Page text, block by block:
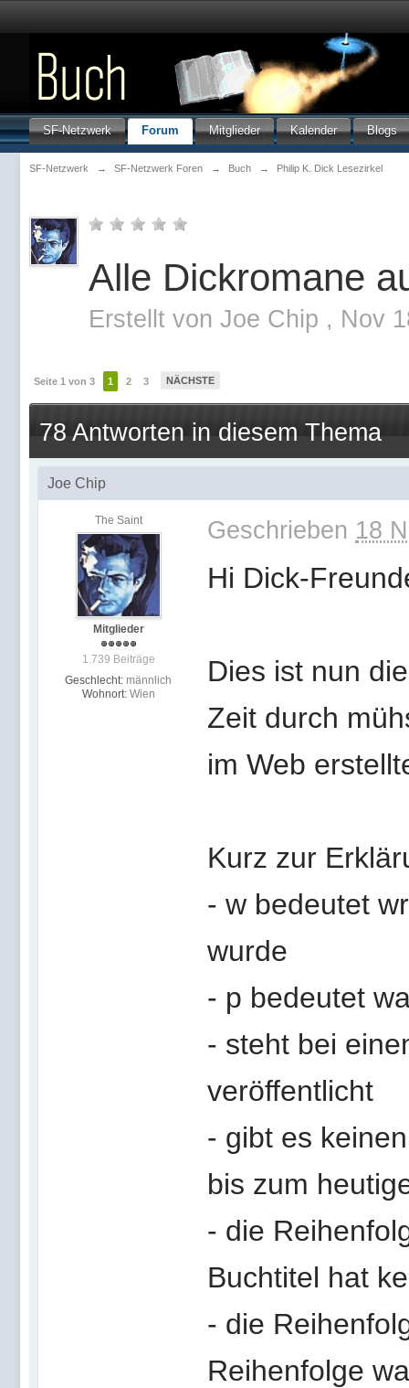
SF-Netzwerk Forum Mitglieder Kalender Blogs
SF-Netzwerk → SF-Netzwerk Foren → Buch → Philip K. Dick Lesezirkel
Alle Dickromane
Erstellt von Joe Chip , Nov
Seite 1 von 3 1 2 3 NÄCHSTE
78 Antworten in diesem Thema
Joe Chip
The Saint
Mitglieder
1.739 Beiträge
Geschlecht: männlich
Wohnort: Wien
Geschrieben 18
Hi Dick-
Dies ist nun
Zeit durch
im Web
Kurz zur
- w bedeutet
wurde
- p bedeutet
- steht bei
veröffentlicht
- gibt es
bis zum
- die
Buchtitel hat
- die
Reihenfolge